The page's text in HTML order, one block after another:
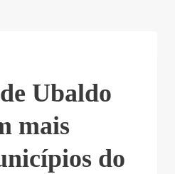
Ubaldo
mais
do